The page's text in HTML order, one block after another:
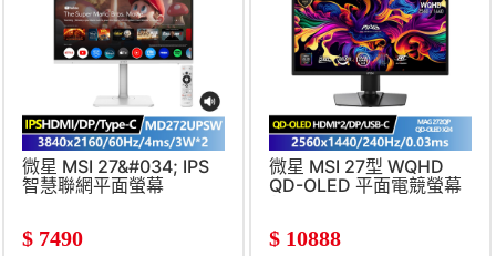
微星 MSI 27&#034; IPS
智慧聯網平面螢幕
$ 7490
微星 MSI 27型 WQHD
QD-OLED 平面電競螢幕
$ 10888